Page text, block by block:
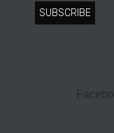
SUBSCRIBE